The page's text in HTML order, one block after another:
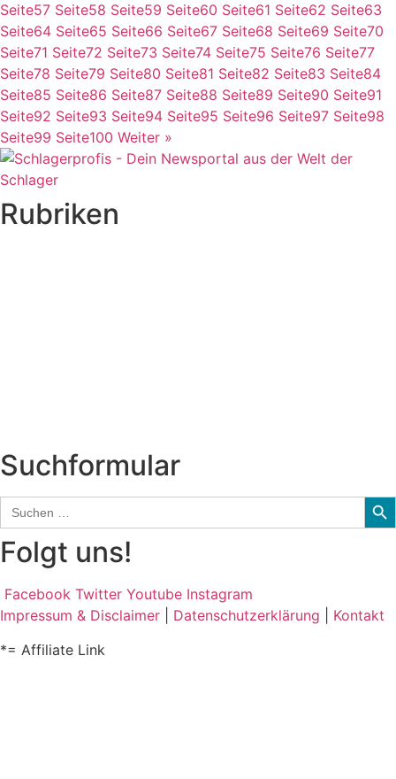
Seite57 Seite58 Seite59 Seite60 Seite61 Seite62 Seite63
Seite64 Seite65 Seite66 Seite67 Seite68 Seite69 Seite70
Seite71 Seite72 Seite73 Seite74 Seite75 Seite76 Seite77
Seite78 Seite79 Seite80 Seite81 Seite82 Seite83 Seite84
Seite85 Seite86 Seite87 Seite88 Seite89 Seite90 Seite91
Seite92 Seite93 Seite94 Seite95 Seite96 Seite97 Seite98
Seite99 Seite100 Weiter »
Rubriken
Suchformular
Search
for:
Folgt uns!
Facebook Twitter Youtube Instagram
Impressum & Disclaimer
Datenschutzerklärung
Kontakt
*= Affiliate Link